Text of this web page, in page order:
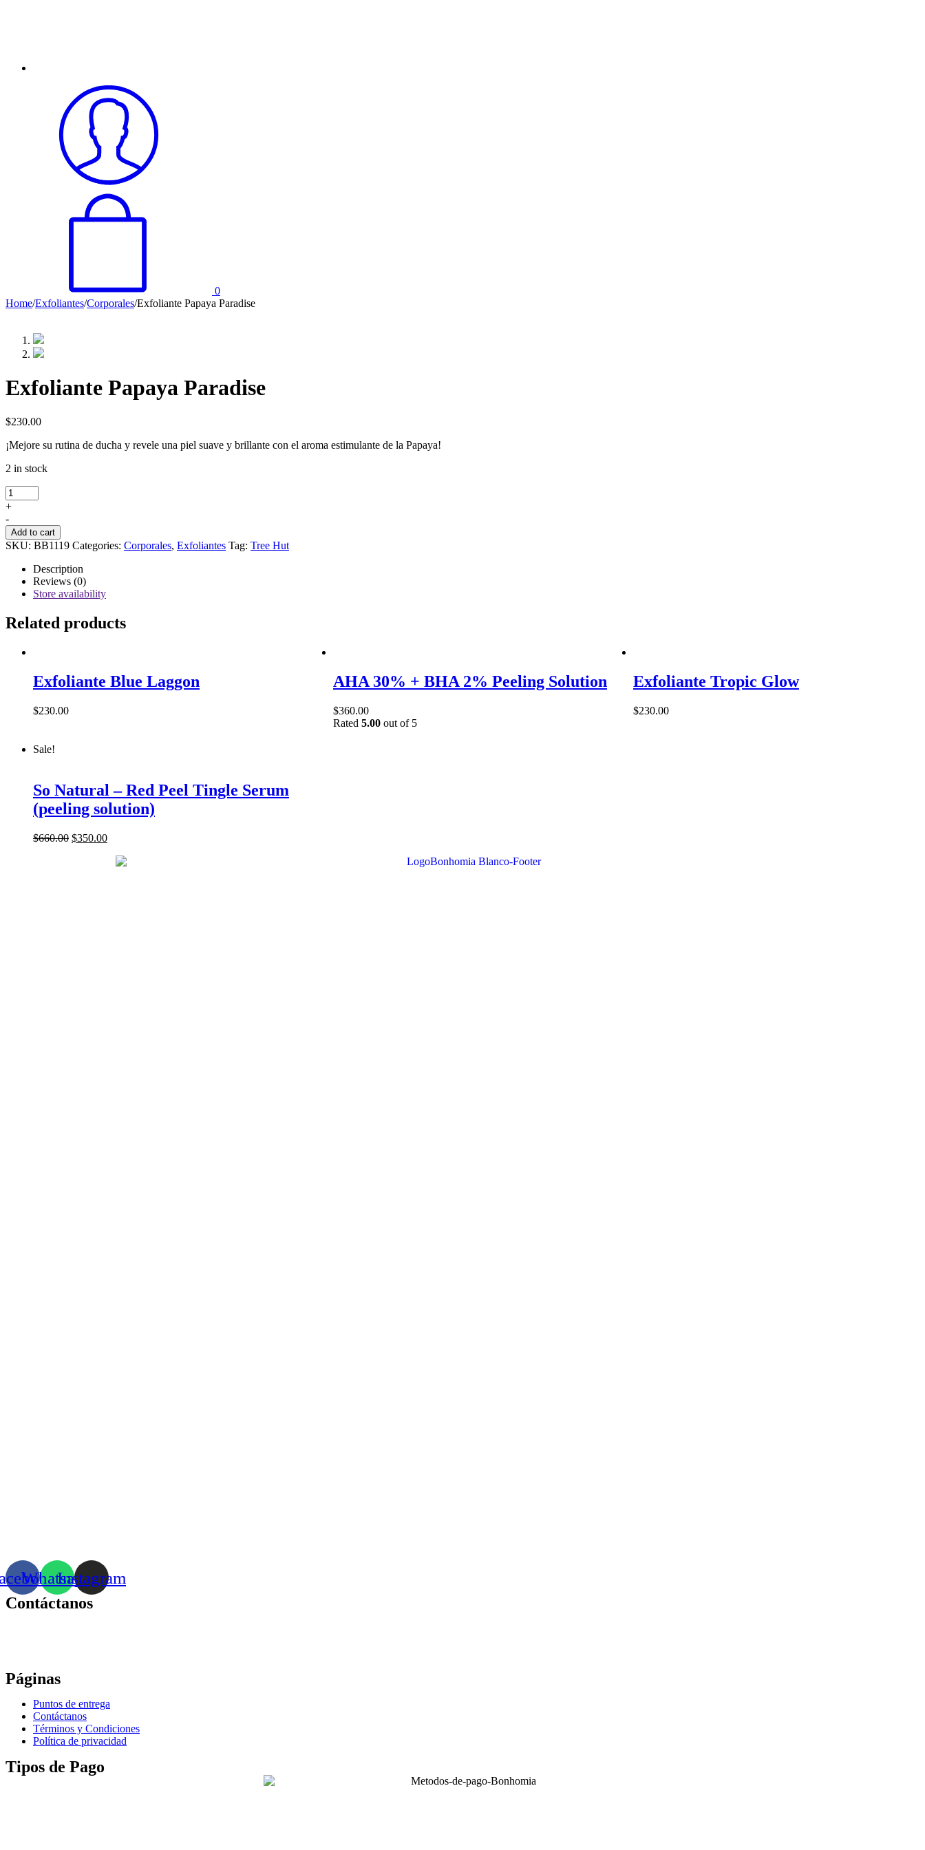
0
Home/Exfoliantes/Corporales/Exfoliante Papaya Paradise
Exfoliante Papaya Paradise
$230.00
¡Mejore su rutina de ducha y revele una piel suave y brillante con el aroma estimulante de la Papaya!
2 in stock
Exfoliante
Papaya
quantity
+
-
Add to cart
SKU: BB1119 Categories: Corporales, Exfoliantes Tag: Tree Hut
Description
Reviews (0)
Store availability
Related products
Exfoliante Blue Laggon
$230.00
AHA 30% + BHA 2% Peeling Solution
$360.00
Rated 5.00 out of 5
Exfoliante Tropic Glow
$230.00
Sale!
So Natural – Red Peel Tingle Serum
(peeling solution)
$660.00 $350.00
WhatsappInstagram
Contáctanos
Páginas
Puntos de entrega
Contáctanos
Términos y Condiciones
Política de privacidad
Tipos de Pago